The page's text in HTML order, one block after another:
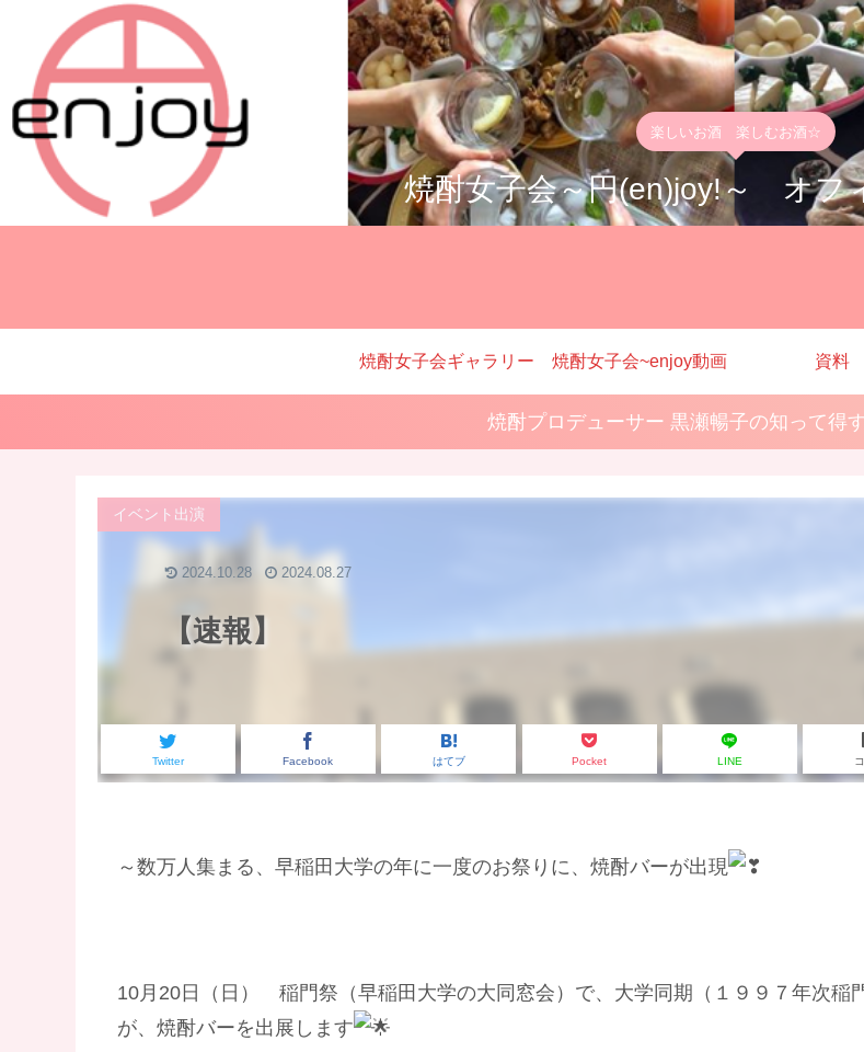
楽しいお酒 楽しむお酒☆
焼酎女子会～円(en)joy!～ オフ
焼酎女子会ギャラリー 焼酎女子会~enjoy動画 資料
焼酎プロデューサー 黒瀬暢子の知って得
【速報】
イベント出演
Twitter Facebook はてブ Pocket LINE
2024.10.28 2024.08.27
～数万人集まる、早稲田大学の年に一度のお祭りに、焼酎バーが出現
10月20日（日） 稲門祭（早稲田大学の大同窓会）で、大学同期（１９９７年次稲門
が、焼酎バーを出展します